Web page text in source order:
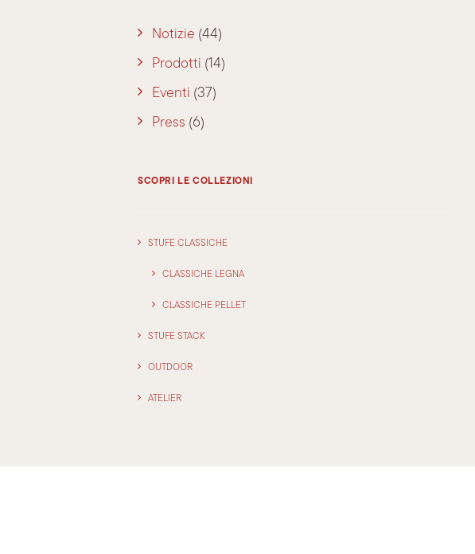
Notizie (44)
Prodotti (14)
Eventi (37)
Press (6)
SCOPRI LE COLLEZIONI
STUFE CLASSICHE
CLASSICHE LEGNA
CLASSICHE PELLET
STUFE STACK
OUTDOOR
ATELIER